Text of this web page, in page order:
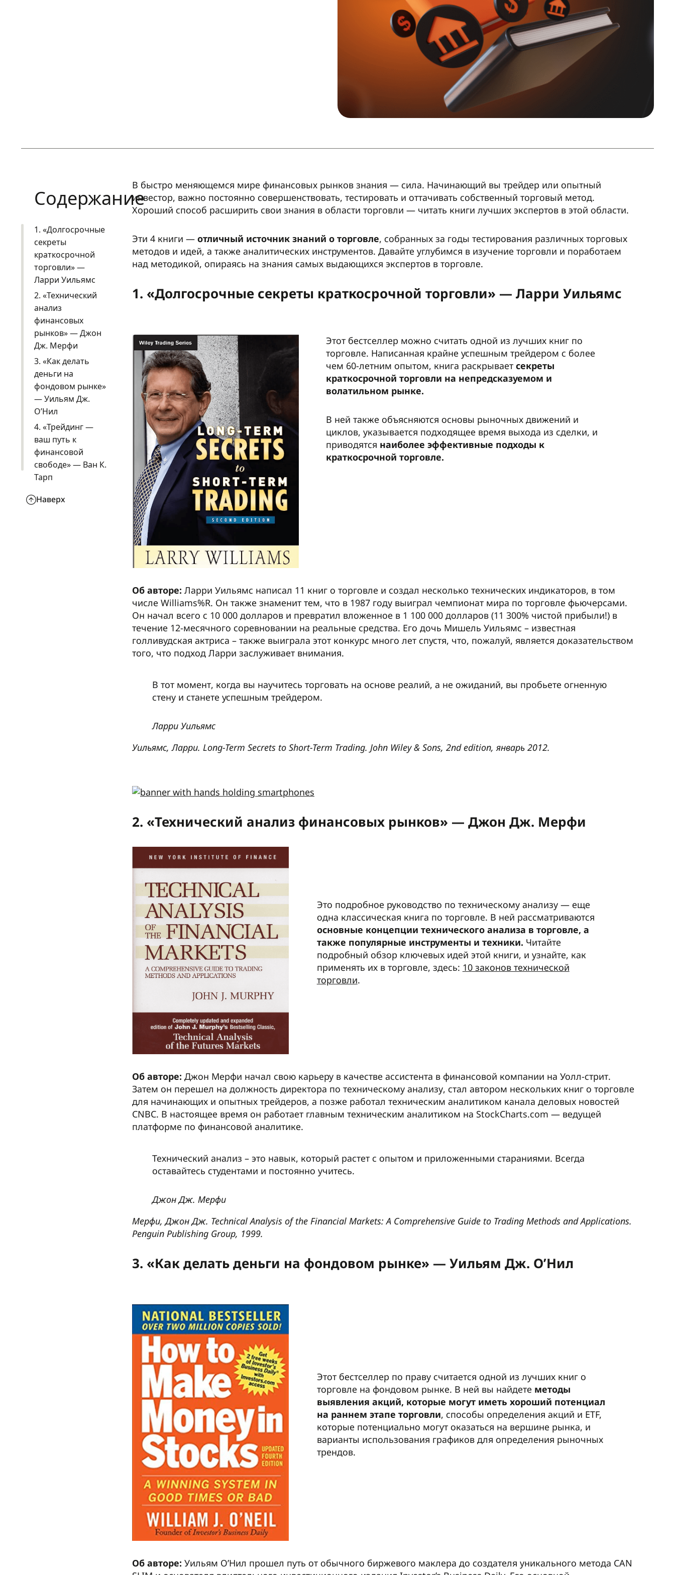
Содержание
1. «Долгосрочные
секреты
краткосрочной
торговли» —
Ларри Уильямс
2. «Технический
анализ
финансовых
рынков» — Джон
Дж. Мерфи
3. «Как делать
деньги на
фондовом рынке»
— Уильям Дж.
О’Нил
4. «Трейдинг —
ваш путь к
финансовой
свободе» — Ван К.
Тарп
Наверх
В быстро меняющемся мире финансовых рынков знания — сила. Начинающий вы трейдер или опытный
инвестор, важно постоянно совершенствовать, тестировать и оттачивать собственный торговый метод.
Хороший способ расширить свои знания в области торговли — читать книги лучших экспертов в этой области.
Эти 4 книги — отличный источник знаний о торговле, собранных за годы тестирования различных торговых
методов и идей, а также аналитических инструментов. Давайте углубимся в изучение торговли и поработаем
над методикой, опираясь на знания самых выдающихся экспертов в торговле.
1. «Долгосрочные секреты краткосрочной торговли» — Ларри Уильямс
Этот бестселлер можно считать одной из лучших книг по
торговле. Написанная крайне успешным трейдером с более
чем 60-летним опытом, книга раскрываетсекреты
краткосрочной торговли на непредсказуемом и
волатильном рынке.
В ней также объясняются основы рыночных движений и
циклов, указывается подходящее время выхода из сделки, и
приводятся наиболее эффективные подходы к
краткосрочной торговле.
Об авторе: Ларри Уильямс написал 11 книг о торговле и создал несколько технических индикаторов, в том
числе Williams%R. Он также знаменит тем, что в 1987 году выиграл чемпионат мира по торговле фьючерсами.
Он начал всего с 10 000 долларов и превратил вложенное в 1 100 000 долларов (11 300% чистой прибыли!) в
течение 12-месячного соревновании на реальные средства. Его дочь Мишель Уильямс – известная
голливудская актриса – также выиграла этот конкурс много лет спустя, что, пожалуй, является доказательством
того, что подход Ларри заслуживает внимания.
В тот момент, когда вы научитесь торговать на основе реалий, а не ожиданий, вы пробьете огненную
стену и станете успешным трейдером.
Ларри Уильямс
Уильямс, Ларри. Long-Term Secrets to Short-Term Trading. John Wiley & Sons, 2nd edition, январь 2012.
2. «Технический анализ финансовых рынков» — Джон Дж. Мерфи
Это подробное руководство по техническому анализу — еще
одна классическая книга по торговле. В ней рассматриваются
основные концепции технического анализа в торговле, а
также популярные инструменты и техники. Читайте
подробный обзор ключевых идей этой книги, и узнайте, как
применять их в торговле, здесь: 10 законов технической
торговли.
Об авторе: Джон Мерфи начал свою карьеру в качестве ассистента в финансовой компании на Уолл-стрит.
Затем он перешел на должность директора по техническому анализу, стал автором нескольких книг о торговле
для начинающих и опытных трейдеров, а позже работал техническим аналитиком канала деловых новостей
CNBC. В настоящее время он работает главным техническим аналитиком на StockCharts.com — ведущей
платформе по финансовой аналитике.
Технический анализ – это навык, который растет с опытом и приложенными стараниями. Всегда
оставайтесь студентами и постоянно учитесь.
Джон Дж. Мерфи
Мерфи, Джон Дж. Technical Analysis of the Financial Markets: A Comprehensive Guide to Trading Methods and Applications.
Penguin Publishing Group, 1999.
3. «Как делать деньги на фондовом рынке» — Уильям Дж. О’Нил
Этот бестселлер по праву считается одной из лучших книг о
торговле на фондовом рынке. В ней вы найдете методы
выявления акций, которые могут иметь хороший потенциал
на раннем этапе торговли, способы определения акций и ETF,
которые потенциально могут оказаться на вершине рынка, и
варианты использования графиков для определения рыночных
трендов.
Об авторе: Уильям О’Нил прошел путь от обычного биржевого маклера до создателя уникального метода CAN